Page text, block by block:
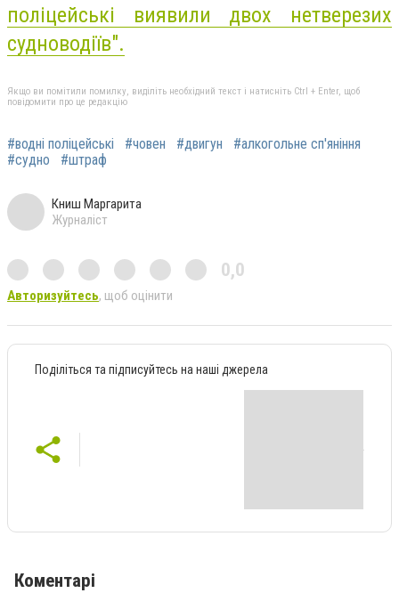
поліцейські виявили двох нетверезих
судноводіїв".
Якщо ви помітили помилку, виділіть необхідний текст і натисніть Ctrl + Enter, щоб
повідомити про це редакцію
#водні поліцейські #човен #двигун
#алкогольне сп'яніння
#судно
#штраф
Книш Маргарита
Журналіст
0,0
Авторизуйтесь, щоб оцінити
Поділіться та підписуйтесь на наші джерела
Коментарі